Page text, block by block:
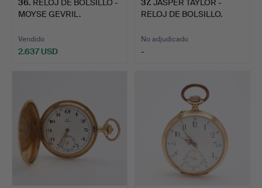
36. RELOJ DE BOLSILLO -
MOYSE GEVRIL.
Vendido
2.637 USD
37. JASPER TAYLOR -
RELOJ DE BOLSILLO.
No adjudicado
-